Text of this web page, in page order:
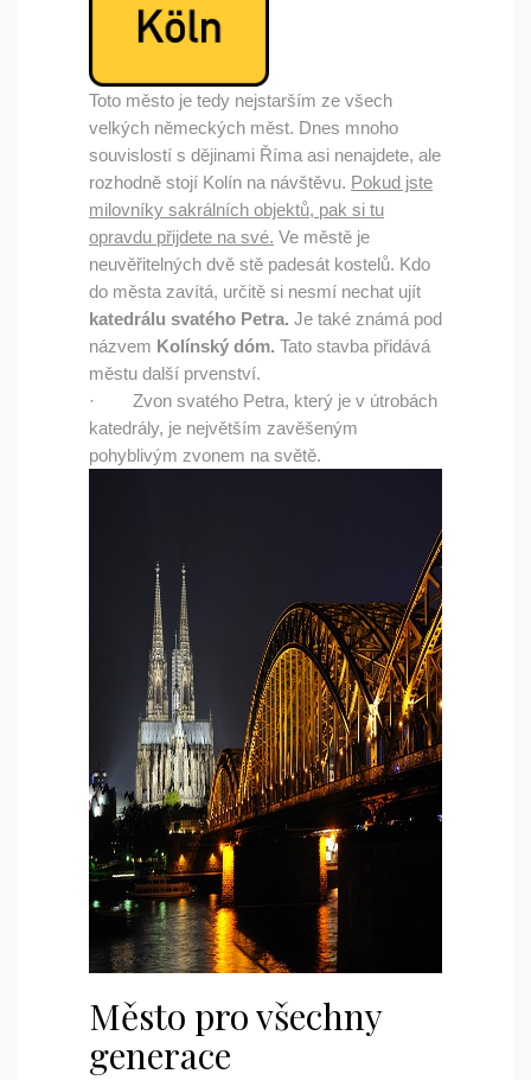
Toto město je tedy nejstarším ze všech
velkých německých měst. Dnes mnoho
souvislostí s dějinami Říma asi nenajdete, ale
rozhodně stojí Kolín na návštěvu. Pokud jste
milovníky sakrálních objektů, pak si tu
opravdu přijdete na své. Ve městě je
neuvěřitelných dvě stě padesát kostelů. Kdo
do města zavítá, určitě si nesmí nechat ujít
katedrálu svatého Petra. Je také známá pod
názvem Kolínský dóm. Tato stavba přidává
městu další prvenství.
· Zvon svatého Petra, který je v útrobách
katedrály, je největším zavěšeným
pohyblivým zvonem na světě.
Město pro všechny
generace